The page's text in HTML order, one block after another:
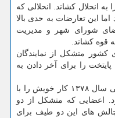
به انحلال کشاند. انحلالی که
این تعارضات به حدی بالا
شورای شهر و مدیریت
کشاند.
متشکل از نمایندگان
را برای آخر دادن به
اولین دوره از شورای شهر تهران حوالی سال ۱۳۷۸ کار خویش را با
اعضایی که متشکل از دو
های این دو طیف برای